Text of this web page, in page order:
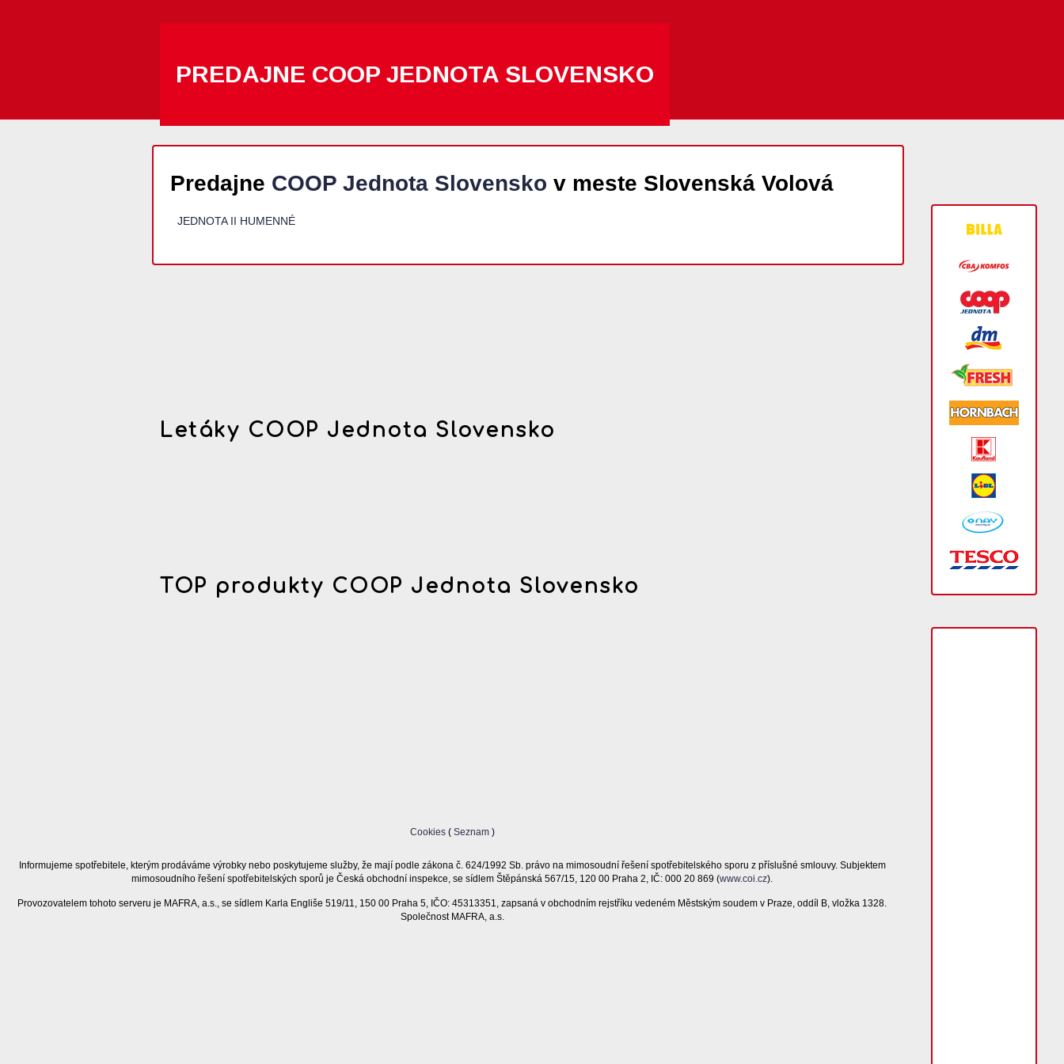
PREDAJNE COOP JEDNOTA SLOVENSKO
Predajne COOP Jednota Slovensko v meste Slovenská Volová
JEDNOTA II HUMENNÉ
Letáky COOP Jednota Slovensko
TOP produkty COOP Jednota Slovensko
Cookies (Seznam )
Informujeme spotřebitele, kterým prodáváme výrobky nebo poskytujeme služby, že mají podle zákona č. 624/1992 Sb. právo na mimosoudní řešení spotřebitelského sporu z příslušné smlouvy. Subjektem
mimosoudního řešení spotřebitelských sporů je Česká obchodní inspekce, se sídlem Štěpánská 567/15, 120 00 Praha 2, IČ: 000 20 869 (www.coi.cz).
Provozovatelem tohoto serveru je MAFRA, a.s., se sídlem Karla Engliše 519/11, 150 00 Praha 5, IČO: 45313351, zapsaná v obchodním rejstříku vedeném Městským soudem v Praze, oddíl B, vložka 1328.
Společnost MAFRA, a.s.